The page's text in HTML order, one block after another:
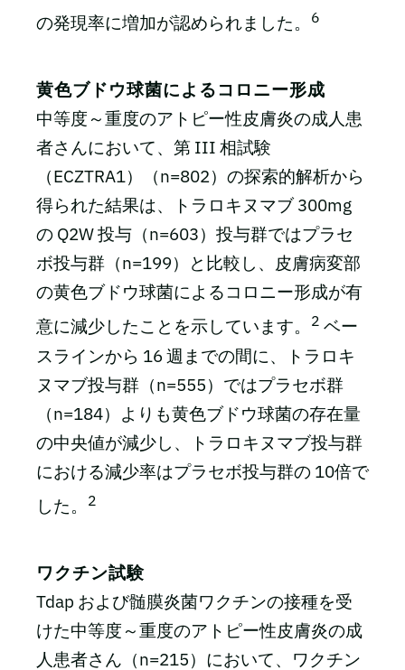
の発現率に増加が認められました。
6
黄色ブドウ球菌によるコロニー形成
中等度～重度のアトピー性皮膚炎の成人患
者さんにおいて、第 III 相試験
（ECZTRA1）（n=802）の探索的解析から
得られた結果は、トラロキヌマブ 300mg
の Q2W 投与（n=603）投与群ではプラセ
ボ投与群（n=199）と比較し、皮膚病変部
の黄色ブドウ球菌によるコロニー形成が有
意に減少したことを示しています。
2 ベー
スラインから 16 週までの間に、トラロキ
ヌマブ投与群（n=555）ではプラセボ群
（n=184）よりも黄色ブドウ球菌の存在量
の中央値が減少し、トラロキヌマブ投与群
における減少率はプラセボ投与群の 10倍で
した。
2
ワクチン試験
Tdap および髄膜炎菌ワクチンの接種を受
けた中等度～重度のアトピー性皮膚炎の成
人患者さん（n=215）において、ワクチン